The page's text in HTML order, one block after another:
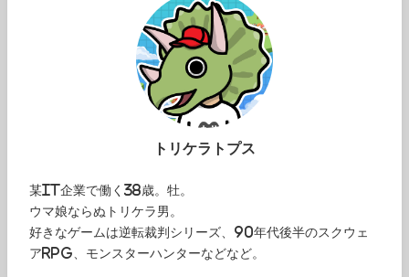
トリケラトプス
某IT企業で働く38歳。牡。
ウマ娘ならぬトリケラ男。
好きなゲームは逆転裁判シリーズ、90年代後半のスクウェ
アRPG、モンスターハンターなどなど。